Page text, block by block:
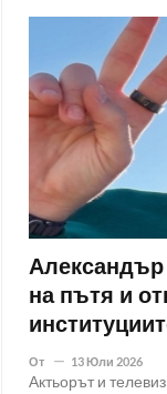
на пътя и
От 13 Юли 2026
Актьорът и